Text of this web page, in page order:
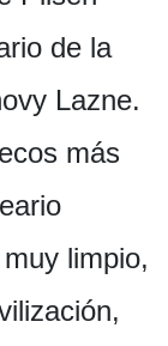
de la
Lazne.
más
limpio,